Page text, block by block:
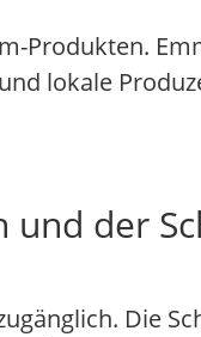
Produkten.
lokale
der
Die